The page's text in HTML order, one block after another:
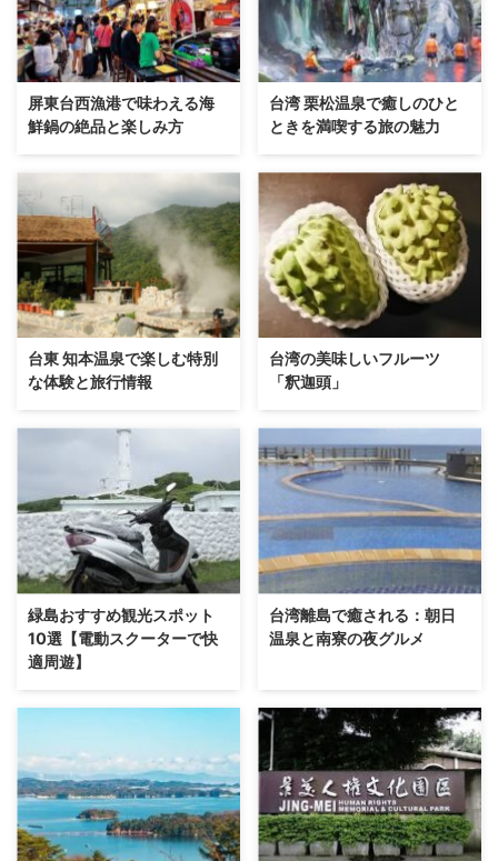
屏東台西漁港で味わえる海
鮮鍋の絶品と楽しみ方
台湾 栗松温泉で癒しのひと
ときを満喫する旅の魅力
台東 知本温泉で楽しむ特別
な体験と旅行情報
台湾の美味しいフルーツ
「釈迦頭」
緑島おすすめ観光スポット
10選【電動スクーターで快
適周遊】
台湾離島で癒される：朝日
温泉と南寮の夜グルメ